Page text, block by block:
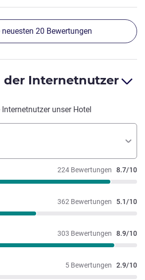
neuesten 20 Bewertungen
der Internetnutzer
unser Hotel
224 Bewertungen 8.7/10
362 Bewertungen 5.1/10
303 Bewertungen 8.9/10
5 Bewertungen 2.9/10